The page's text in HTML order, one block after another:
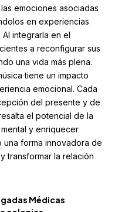
emociones asociadas
en experiencias
Al integrarla en el
a reconfigurar sus
una vida más plena.
tiene un impacto
emocional. Cada
del presente y de
el potencial de la
y enriquecer
forma innovadora de
transformar la relación
Médicas